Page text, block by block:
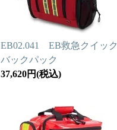
EB02.041 EB救急クイック
バックパック
37,620円(税込)